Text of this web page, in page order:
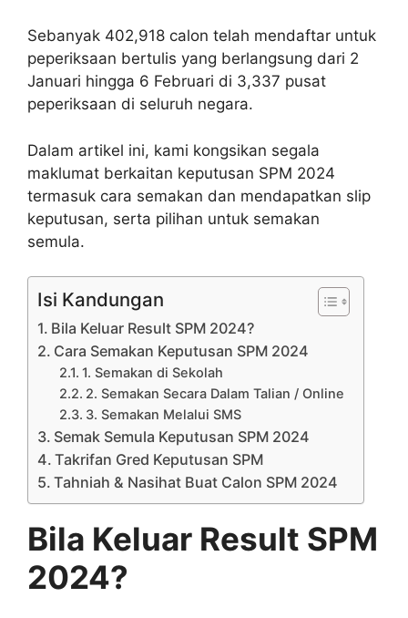
Sebanyak 402,918 calon telah mendaftar untuk
peperiksaan bertulis yang berlangsung dari 2
Januari hingga 6 Februari di 3,337 pusat
peperiksaan di seluruh negara.
Dalam artikel ini, kami kongsikan segala
maklumat berkaitan keputusan SPM 2024
termasuk cara semakan dan mendapatkan slip
keputusan, serta pilihan untuk semakan
semula.
Isi Kandungan
Bila Keluar Result SPM 2024?
Cara Semakan Keputusan SPM 2024
1. Semakan di Sekolah
2. Semakan Secara Dalam Talian / Online
3. Semakan Melalui SMS
Semak Semula Keputusan SPM 2024
Takrifan Gred Keputusan SPM
Tahniah & Nasihat Buat Calon SPM 2024
Bila Keluar Result SPM
2024?